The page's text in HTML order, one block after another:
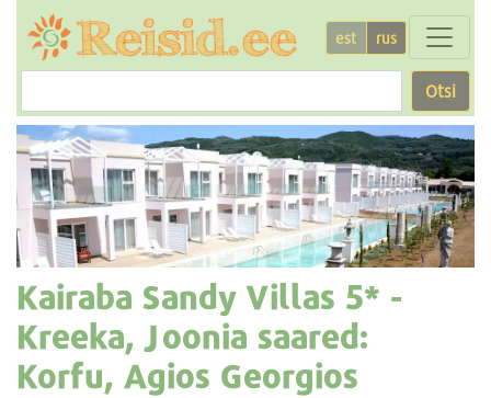
est rus
Otsi
Kairaba Sandy Villas 5* -
Kreeka, Joonia saared:
Korfu, Agios Georgios